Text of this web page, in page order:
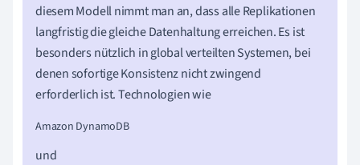
diesem Modell nimmt man an, dass alle Replikationen
langfristig die gleiche Datenhaltung erreichen. Es ist
besonders nützlich in global verteilten Systemen, bei
denen sofortige Konsistenz nicht zwingend
erforderlich ist. Technologien wie
Amazon DynamoDB
und